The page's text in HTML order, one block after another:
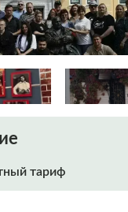
тариф